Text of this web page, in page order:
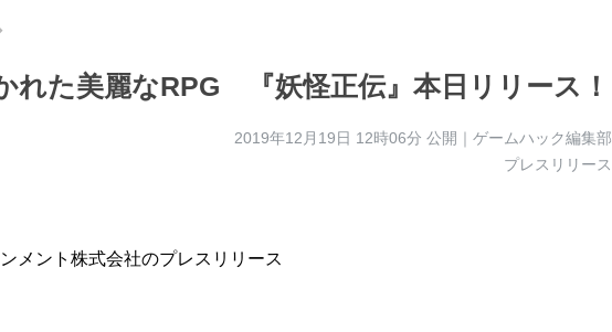
れた美麗なRPG 『妖怪正伝』本日リリース！
2019年12月19日 12時06分 公開｜ゲームハック編集部
プレスリリース
メント株式会社のプレスリリース